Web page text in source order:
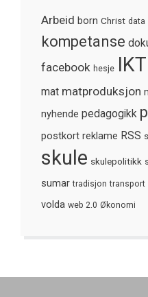
Arbeid born Christ data
kompetanse
facebook hesje IKT
mat matproduksjon
nyhende pedagogikk
postkort reklame RSS
skule skulepolitikk
sumar tradisjon transport
volda web 2.0 Økonomi